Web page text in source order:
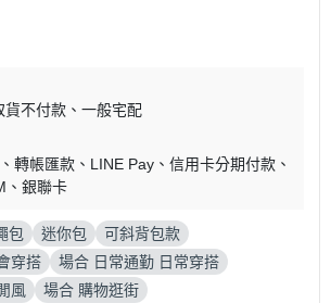
貨不付款
一般宅配
轉帳匯款 LINE Pay
信用卡分期付款
銀聯卡
包 迷你包
可斜背包款
穿搭
場合 日常通勤 日常穿搭
風
場合 購物逛街